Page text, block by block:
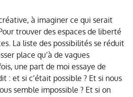
à imaginer ce qui serait
trouver des espaces de liberté
La liste des possibilités se réduit
place qu’à de vagues
une part de moi essaye de
: et si c’était possible ? Et si nous
semble impossible ? Et si on